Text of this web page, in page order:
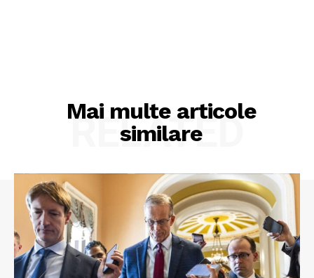
Mai multe articole
similare
RELATED